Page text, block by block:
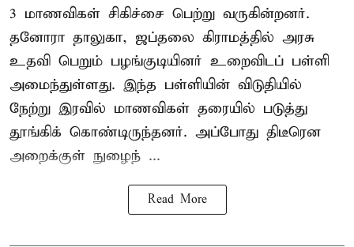
3 மாணவிகள் சிகிச்சை பெற்று வருகின்றனர்.
தனோரா தாலுகா, ஜப்தலை கிராமத்தில் அரசு
உதவி பெறும் பழங்குடியினர் உறைவிடப் பள்ளி
அமைந்துள்ளது. இந்த பள்ளியின் விடுதியில்
நேற்று இரவில் மாணவிகள் தரையில் படுத்து
தூங்கிக் கொண்டிருந்தனர். அப்போது திடீரென
அறைக்குள் நுழைந் ...
Read More